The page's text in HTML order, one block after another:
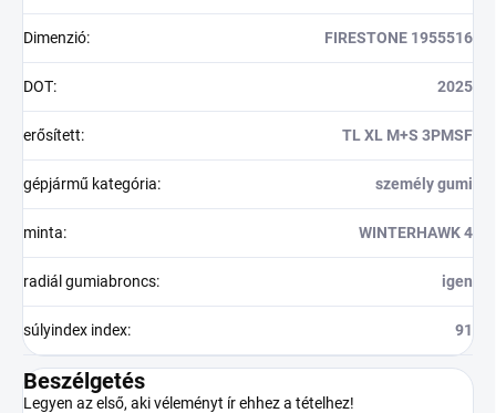
Dimenzió: FIRESTONE 1955516
DOT: 2025
erősített: TL XL M+S 3PMSF
gépjármű kategória: személy gumi
minta: WINTERHAWK 4
radiál gumiabroncs: igen
súlyindex index: 91
Beszélgetés
Legyen az első, aki véleményt ír ehhez a tételhez!